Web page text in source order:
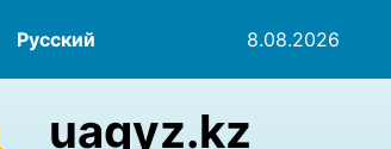
Русский 8.08.2026
uagyz.kz